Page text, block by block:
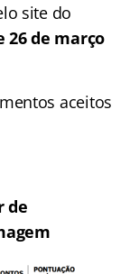
site do
26 de março
aceitos
de